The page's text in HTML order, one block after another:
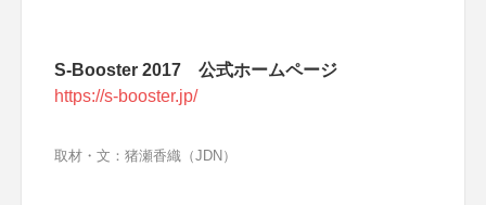
S-Booster 2017 公式ホームページ
https://s-booster.jp/
取材・文：猪瀬香織（JDN）